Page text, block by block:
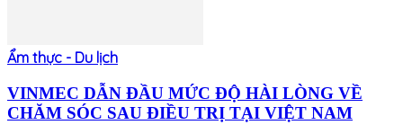
Ẩm thực - Du lịch
VINMEC DẪN ĐẦU MỨC ĐỘ HÀI LÒNG VỀ
CHĂM SÓC SAU ĐIỀU TRỊ TẠI VIỆT NAM